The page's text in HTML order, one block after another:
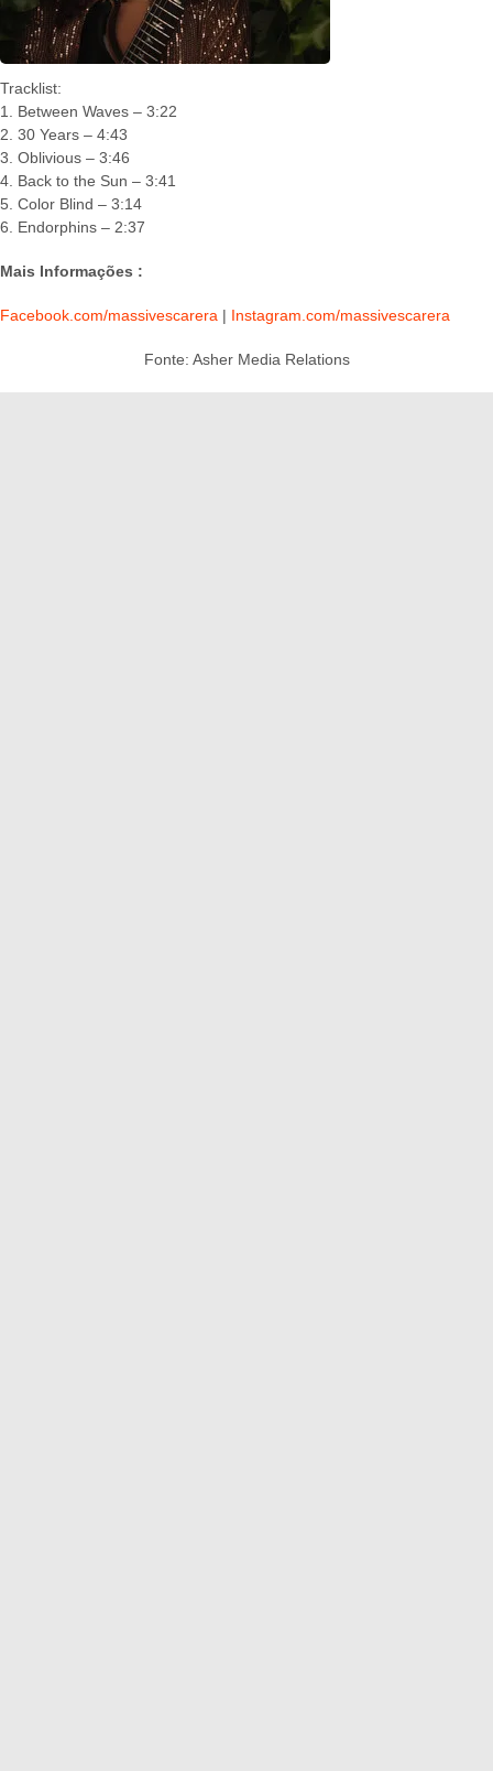
Tracklist:
1. Between Waves – 3:22
2. 30 Years – 4:43
3. Oblivious – 3:46
4. Back to the Sun – 3:41
5. Color Blind – 3:14
6. Endorphins – 2:37
Mais Informações :
Facebook.com/massivescarera Instagram.com/massivescarera
Fonte: Asher Media Relations